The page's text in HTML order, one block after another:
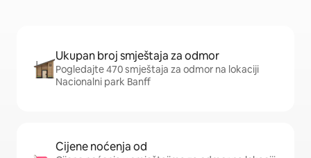
Ukupan broj smještaja za odmor
Pogledajte 470 smještaja za odmor na lokaciji
Nacionalni park Banff
Cijene noćenja od